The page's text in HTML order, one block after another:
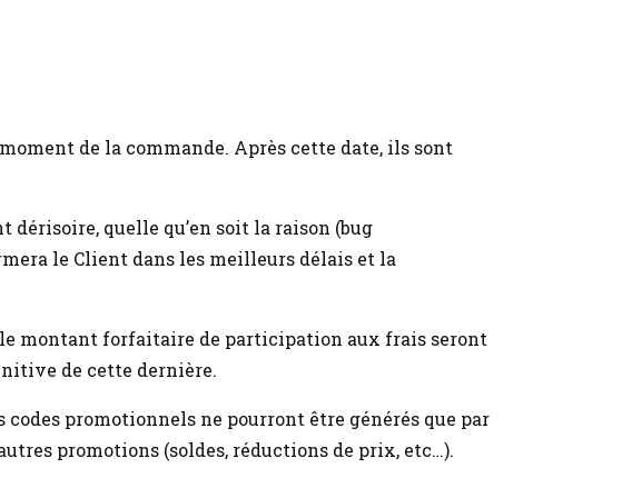
de la commande. Après cette date, ils sont
quelle qu’en soit la raison (bug
le Client dans les meilleurs délais et la
le montant forfaitaire de participation aux frais seront
de cette dernière.
promotionnels ne pourront être générés que par
promotions (soldes, réductions de prix, etc…).